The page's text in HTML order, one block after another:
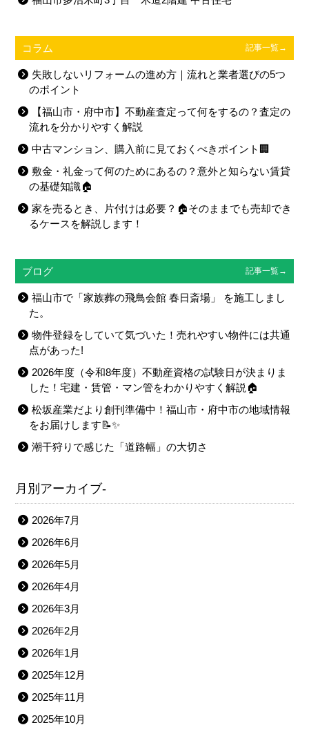
コラム 記事一覧→
失敗しないリフォームの進め方｜流れと業者選びの5つ
のポイント
【福山市・府中市】不動産査定って何をするの？査定の
流れを分かりやすく解説
中古マンション、購入前に見ておくべきポイント🏢
敷金・礼金って何のためにあるの？意外と知らない賃貸
の基礎知識🏠
家を売るとき、片付けは必要？🏠そのままでも売却でき
るケースを解説します！
ブログ 記事一覧→
福山市で「家族葬の飛鳥会館 春日斎場」 を施工しまし
た。
物件登録をしていて気づいた！売れやすい物件には共通
点があった!
2026年度（令和8年度）不動産資格の試験日が決まりま
した！宅建・賃管・マン管をわかりやすく解説🏠
松坂産業だより創刊準備中！福山市・府中市の地域情報
をお届けします📝✨
潮干狩りで感じた「道路幅」の大切さ
月別アーカイブ-
2026年7月
2026年6月
2026年5月
2026年4月
2026年3月
2026年2月
2026年1月
2025年12月
2025年11月
2025年10月